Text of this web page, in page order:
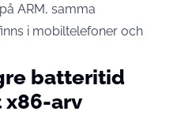
ARM, samma
i mobiltelefoner och
batteritid
arv